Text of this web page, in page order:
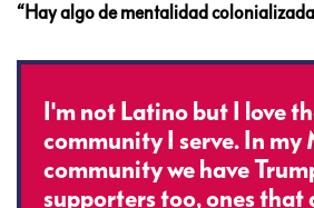
“Hay algo de mentalidad colonializada
I'm not Latino but I love
community I serve. In my
community we have
supporters too, ones that